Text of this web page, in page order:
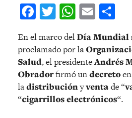
Facebook
TwitterEmail
En el marco delDía Mundial
proclamado por la
Salud, el presidenteAndrés
Obradorfirmó undecreto
ladistribuciónyventade “
“cigarrillos electrónicos“.